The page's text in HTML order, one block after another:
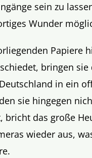
sein zu
Wunder
Papiere
bringen sie
in ein
sie hingegen
bricht das große
wieder aus,